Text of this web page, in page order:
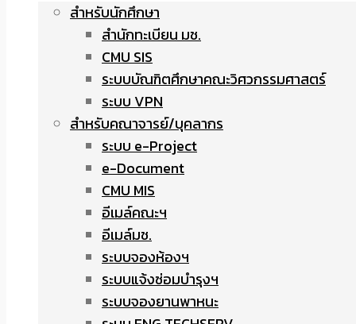
สำหรับนักศึกษา
สำนักทะเบียน มช.
CMU SIS
ระบบบัณฑิตศึกษาคณะวิศวกรรมศาสตร์
ระบบ VPN
สำหรับคณาจารย์/บุคลากร
ระบบ e-Project
e-Document
CMU MIS
อีเมล์คณะฯ
อีเมล์มช.
ระบบจองห้องฯ
ระบบแจ้งซ่อมบำรุงฯ
ระบบจองยานพาหนะ